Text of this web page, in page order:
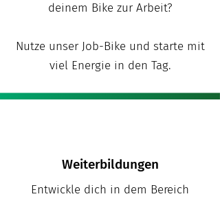
deinem Bike zur Arbeit?
Nutze unser Job-Bike und starte mit
viel Energie in den Tag.
Weiterbildungen
Entwickle dich in dem Bereich